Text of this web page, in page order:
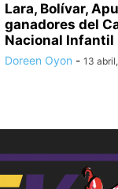
Lara, Bolívar,
ganadores del
Nacional Infantil
Doreen Oyon - 13